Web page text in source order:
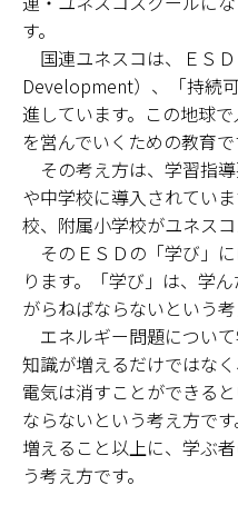
す。
国連ユネスコは、ＥＳ
Development）、「持続
進しています。この地球
を営んでいくための教育で
その考え方は、学習指
や中学校に導入されてい
校、附属小学校がユネスコ
そのＥＳＤの「学び」
ります。「学び」は、学
がらねばならないという考
エネルギー問題につい
知識が増えるだけではな
電気は消すことができる
ならないという考え方で
増えること以上に、学ぶ
う考え方です。